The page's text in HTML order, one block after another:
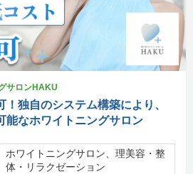
サロンHAKU
！独自のシステム構築により、
能なホワイトニングサロン
ホワイトニングサロン、理美容・整
体・リラクゼーション